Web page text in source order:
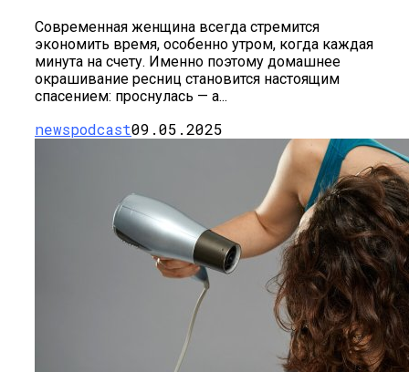
Современная женщина всегда стремится
экономить время, особенно утром, когда каждая
минута на счету. Именно поэтому домашнее
окрашивание ресниц становится настоящим
спасением: проснулась — а...
newspodcast09.05.2025